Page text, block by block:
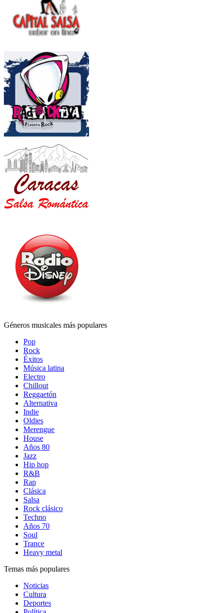
Géneros musicales más populares
Pop
Rock
Éxitos
Música latina
Electro
Chillout
Reggaetón
Alternativa
Indie
Oldies
Merengue
House
Años 80
Jazz
Hip hop
R&B
Rap
Clásica
Salsa
Rock clásico
Techno
Años 70
Soul
Trance
Heavy metal
Temas más populares
Noticias
Cultura
Deportes